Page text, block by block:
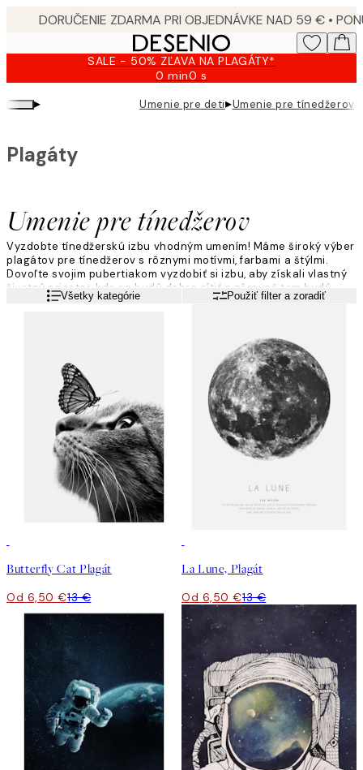
SALE - 50% ZĽAVA NA PLAGÁTY*
0 min0 s
Platné
2026-
▸ Umenie pre deti▸Umenie pre tínedžerov
Umenie pre tínedžerov
Plagáty
Vyzdobte tínedžerskú izbu vhodným umením! Máme široký výber
plagátov pre tínedžerov s rôznymi motívmi, farbami a štýlmi.
Dovoľte svojim pubertiakom vyzdobiť si izbu, aby získali vlastný
životný priestor, kde sa budú dobre cítiť a zároveň tam budú
šťastní a inšpirovaní.
Viac informáciíVšetky kategórie Použiť filter a zoradiť
Butterfly Cat Plagát
Od 6,50 €13 €
La Lune, Plagát
Od 6,50 €13 €